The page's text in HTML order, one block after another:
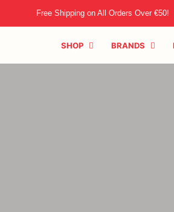
Free Shipping on All Orders Over €50!
SHOP BRANDS